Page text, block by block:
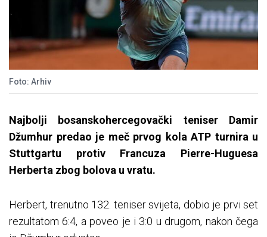
Foto: Arhiv
Najbolji bosanskohercegovački teniser Damir
Džumhur predao je meč prvog kola ATP turnira u
Stuttgartu protiv Francuza Pierre-Huguesa
Herberta zbog bolova u vratu.
Herbert, trenutno 132. teniser svijeta, dobio je prvi set
rezultatom 6:4, a poveo je i 3:0 u drugom, nakon čega